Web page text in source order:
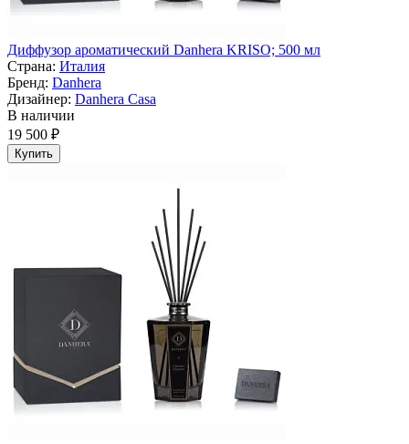
Диффузор ароматический Danhera KRISO; 500 мл
Страна: Италия
Бренд: Danhera
Дизайнер: Danhera Casa
В наличии
19 500 ₽
Купить